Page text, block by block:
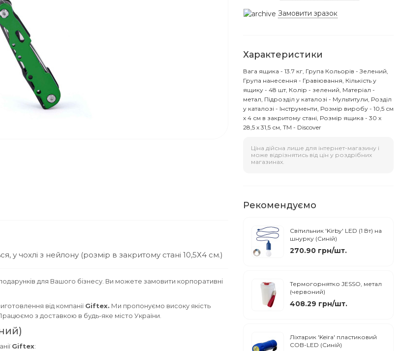
у чохлі з нейлону (розмір в закритому стані 10,5Х4 см.)
для Вашого бізнесу. Ви можете замовити корпоративні
від компанії Giftex. Ми пропонуємо високу якість
з доставкою в будь-яке місто України.
Giftex:
Замовити зразок
Характеристики
Вага ящика - 13.7 кг, Група Кольорів - Зелений,
Група нанесення - Гравіювання, Кількість у
ящику - 48 шт, Колір - зелений, Матеріал -
метал, Підрозділ у каталозі - Мультитули, Розділ
у каталозі - Інструменти, Розмір виробу - 10,5 см
х 4 см в закритому стані, Розмір ящика - 30 х
28,5 х 31,5 см, ТМ - Discover
Ціна дійсна лише для інтернет-магазину і
може відрізнятись від цін у роздрібних
магазинах.
Рекомендуємо
Світильник 'Kirby' LED (1 Вт) на
шнурку (Синій)
270.90 грн/шт.
Термогорнятко JESSO, метал
(червоний)
408.29 грн/шт.
Ліхтарик 'Keira' пластиковий
COB-LED (Синій)